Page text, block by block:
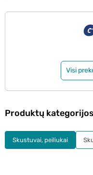
Visi
Produktų kategorijos
Skustuvai, peiliukai